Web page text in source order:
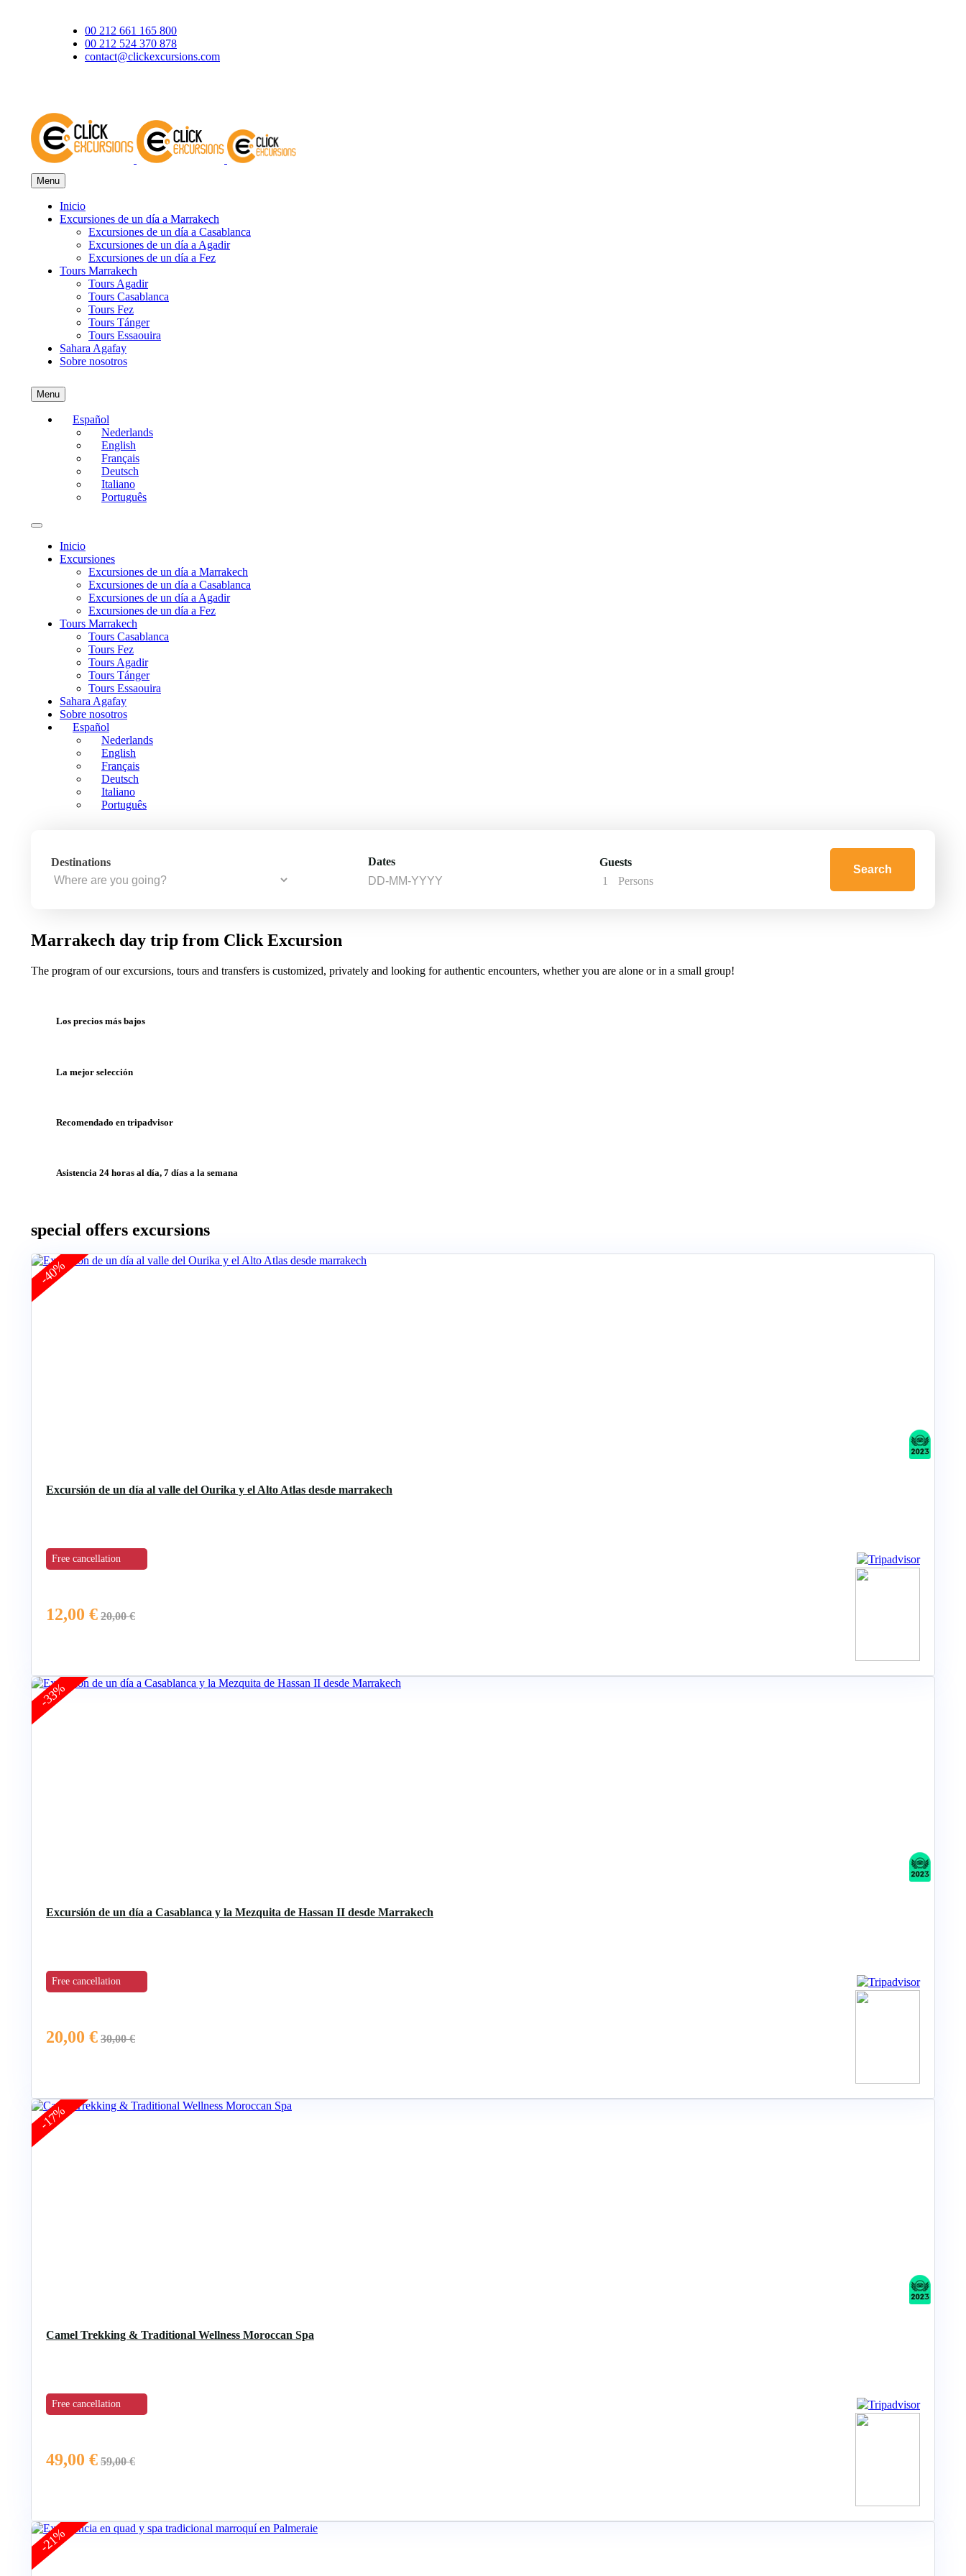
00 212 661 165 800
00 212 524 370 878
contact@clickexcursions.com
Menu
Inicio
Excursiones de un día a Marrakech
Excursiones de un día a Casablanca
Excursiones de un día a Agadir
Excursiones de un día a Fez
Tours Marrakech
Tours Agadir
Tours Casablanca
Tours Fez
Tours Tánger
Tours Essaouira
Sahara Agafay
Sobre nosotros
Menu
Español
Nederlands
English
Français
Deutsch
Italiano
Português
Inicio
Excursiones
Excursiones de un día a Marrakech
Excursiones de un día a Casablanca
Excursiones de un día a Agadir
Excursiones de un día a Fez
Tours Marrakech
Tours Casablanca
Tours Fez
Tours Agadir
Tours Tánger
Tours Essaouira
Sahara Agafay
Sobre nosotros
Español
Nederlands
English
Français
Deutsch
Italiano
Português
Destinations Dates
Guests
1
Persons
Search
Marrakech day trip from Click Excursion
The program of our excursions, tours and transfers is customized, privately and looking for authentic encounters, whether you are alone or in a small group!
Los precios más bajos
La mejor selección
Recomendado en tripadvisor
Asistencia 24 horas al día, 7 días a la semana
special offers excursions
-40%
Excursión de un día al valle del Ourika y el Alto Atlas desde marrakech
Free cancellation
12,00 € 20,00€
-33%
Excursión de un día a Casablanca y la Mezquita de Hassan II desde Marrakech
Free cancellation
20,00 € 30,00€
-17%
Camel Trekking & Traditional Wellness Moroccan Spa
Free cancellation
49,00 € 59,00€
-21%